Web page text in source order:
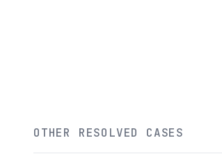
OTHER RESOLVED CASES